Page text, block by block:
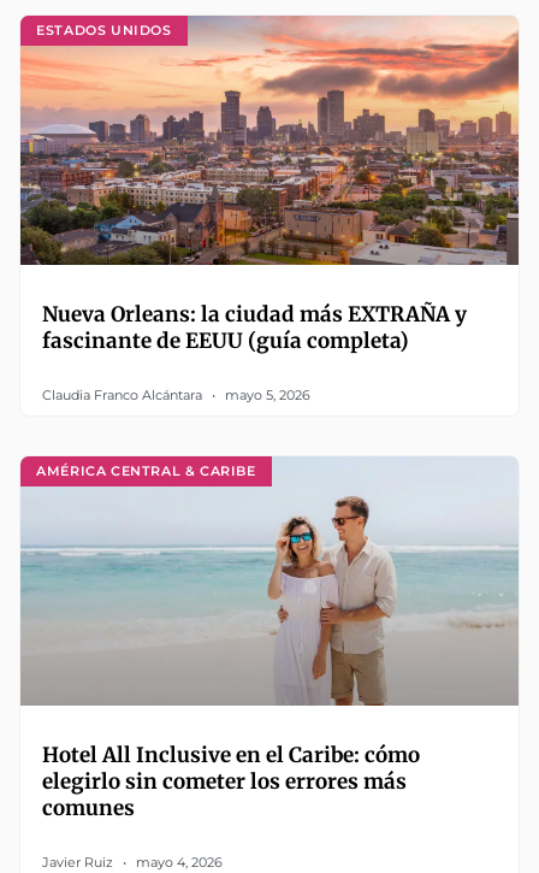
ESTADOS UNIDOS
Nueva Orleans: la ciudad más EXTRAÑA y
fascinante de EEUU (guía completa)
Claudia Franco Alcántara mayo 5, 2026
AMÉRICA CENTRAL & CARIBE
Hotel All Inclusive en el Caribe: cómo
elegirlo sin cometer los errores más
comunes
Javier Ruiz mayo 4, 2026